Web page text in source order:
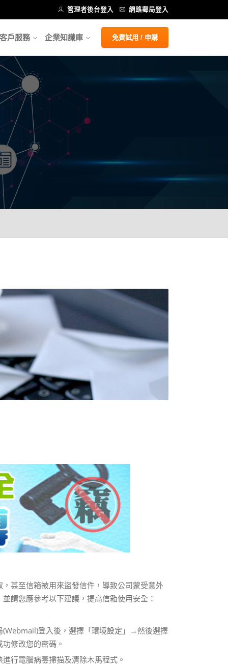
管理者後台登入 網路郵局登入
戶服務 企業知識庫 免費試用 / 申購
甚至信箱被用來盜發信件，導致公司蒙受意外
請您應參考以下建議，提高信箱使用安全：
登入後，選擇「環境設定」→然後選擇
修改您的密碼。
行電腦病毒掃描及清除木馬程式。